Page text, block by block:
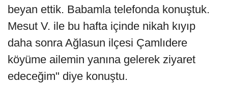
beyan ettik. Babamla telefonda konuştuk.
Mesut V. ile bu hafta içinde nikah kıyıp
daha sonra Ağlasun ilçesi Çamlıdere
köyüme ailemin yanına gelerek ziyaret
edeceğim" diye konuştu.